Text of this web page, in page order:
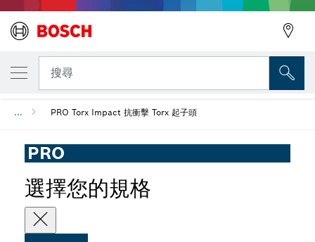
搜尋
... PRO Torx Impact 抗衝擊 Torx 起子頭
PRO
選擇您的規格
您選取的款式
PRO Impact T 抗衝擊螺絲起子鑽頭